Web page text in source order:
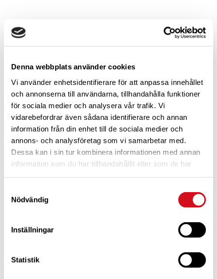
Denna webbplats använder cookies
Vi använder enhetsidentifierare för att anpassa innehållet
och annonserna till användarna, tillhandahålla funktioner
för sociala medier och analysera vår trafik. Vi
vidarebefordrar även sådana identifierare och annan
information från din enhet till de sociala medier och
annons- och analysföretag som vi samarbetar med.
Dessa kan i sin tur kombinera informationen med annan
information som du har tillhandahållit eller som de har
Nödvändig
Inställningar
Statistik
För dig som är blivande ny medlemTa del av alla förmåner.
Bli medlem idag.